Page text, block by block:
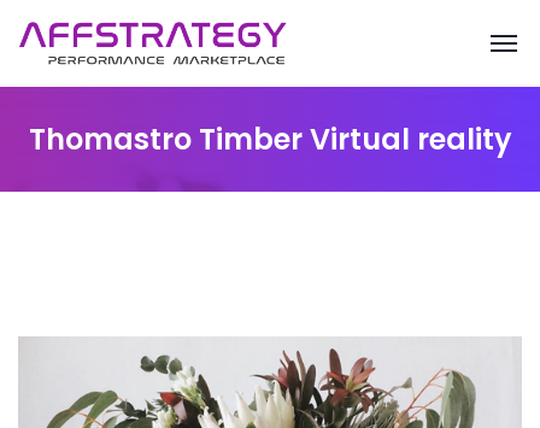
Thomastro Timber Virtual reality